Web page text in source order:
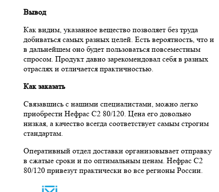
Вывод
Как видим, указанное вещество позволяет без труда
добиваться самых разных целей. Есть вероятность, что и
в дальнейшем оно будет пользоваться повсеместным
спросом. Продукт давно зарекомендовал себя в разных
отраслях и отличается практичностью.
Как заказать
Связавшись с нашими специалистами, можно легко
приобрести Нефрас С2 80/120. Цена его довольно
низкая, а качество всегда соответствует самым строгим
стандартам.
Оперативный отдел доставки организовывает отправку
в сжатые сроки и по оптимальным ценам. Нефрас С2
80/120 привезут практически во все регионы России.